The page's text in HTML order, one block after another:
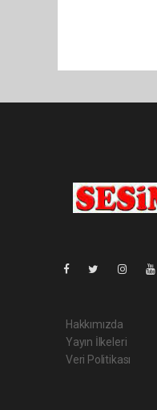
Hakkımızda
Yayın İlkeleri
Veri Politikası